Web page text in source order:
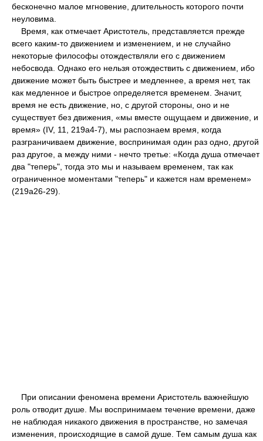
бесконечно малое мгновение, длительность которого почти
неуловима.
Время, как отмечает Аристотель, представляется прежде
всего каким-то движением и изменением, и не случайно
некоторые философы отождествляли его с движением
небосвода. Однако его нельзя отождествить с движением, ибо
движение может быть быстрее и медленнее, а время нет, так
как медленное и быстрое определяется временем. Значит,
время не есть движение, но, с другой стороны, оно и не
существует без движения, «мы вместе ощущаем и движение, и
время» (IV, 11, 219а4-7), мы распознаем время, когда
разграничиваем движение, воспринимая один раз одно, другой
раз другое, а между ними - нечто третье: «Когда душа отмечает
два "теперь", тогда это мы и называем временем, так как
ограниченное моментами "теперь" и кажется нам временем»
(219а26-29).
При описании феномена времени Аристотель важнейшую
роль отводит душе. Мы воспринимаем течение времени, даже
не наблюдая никакого движения в пространстве, но замечая
изменения, происходящие в самой душе. Тем самым душа как